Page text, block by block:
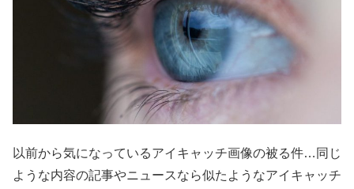
以前から気になっているアイキャッチ画像の被る件…同じ
ような内容の記事やニュースなら似たようなアイキャッチ